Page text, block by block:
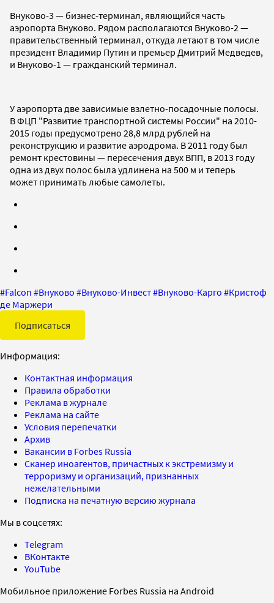
Внуково-3 — бизнес-терминал, являющийся часть
аэропорта Внуково. Рядом располагаются Внуково-2 —
правительственный терминал, откуда летают в том числе
президент Владимир Путин и премьер Дмитрий Медведев,
и Внуково-1 — гражданский терминал.
У аэропорта две зависимые взлетно-посадочные полосы.
В ФЦП "Развитие транспортной системы России" на 2010-
2015 годы предусмотрено 28,8 млрд рублей на
реконструкцию и развитие аэродрома. В 2011 году был
ремонт крестовины — пересечения двух ВПП, в 2013 году
одна из двух полос была удлинена на 500 м и теперь
может принимать любые самолеты.
#Falcon #Внуково #Внуково-Инвест#Внуково-Карго #Кристоф
де Маржери
Подписаться
Информация:
Контактная информация
Правила обработки
Реклама в журнале
Реклама на сайте
Условия перепечатки
Архив
Вакансии в Forbes Russia
Сканер иноагентов, причастных к экстремизму и
терроризму и организаций, признанных
нежелательными
Подписка на печатную версию журнала
Мы в соцсетях:
Telegram
ВКонтакте
YouTube
Мобильное приложение Forbes Russia на Android